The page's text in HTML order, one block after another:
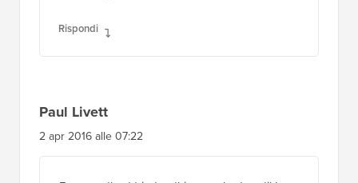
Rispondi
Paul Livett
2 apr 2016 alle 07:22